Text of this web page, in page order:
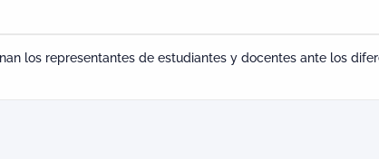
los representantes de estudiantes y docentes ante los